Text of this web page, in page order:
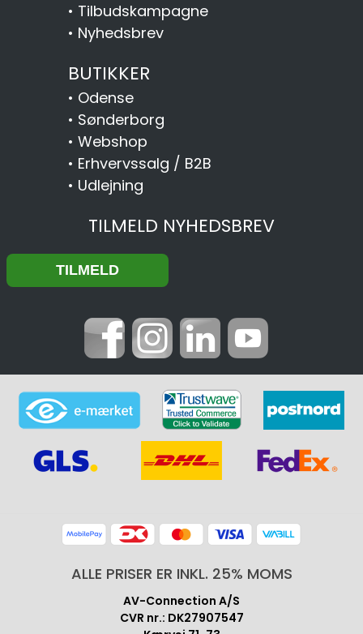
• Tilbudskampagne
• Nyhedsbrev
BUTIKKER
• Odense
• Sønderborg
• Webshop
• Erhvervssalg / B2B
• Udlejning
TILMELD NYHEDSBREV
ALLE PRISER ER INKL. 25% MOMS
AV-Connection A/S
CVR nr.: DK27907547